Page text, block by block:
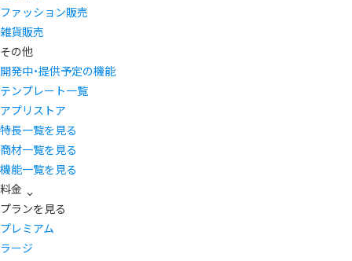
ファッション販売
雑貨販売
その他
開発中・提供予定の機能
テンプレート一覧
アプリストア
特長一覧を見る
商材一覧を見る
機能一覧を見る
料金
プランを見る
プレミアム
ラージ